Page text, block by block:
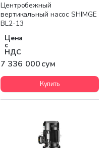
Центробежный
вертикальный насос SHIMGE
BL2-13
Цена
с
НДС
7 336 000 сум
Купить